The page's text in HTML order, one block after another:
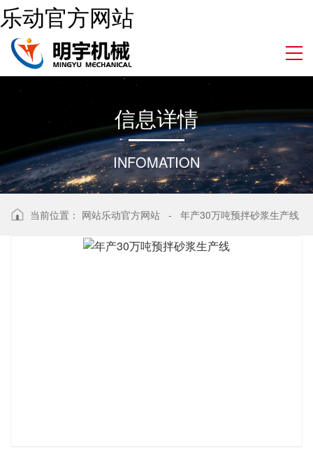
乐动官方网站
信息详情
INFOMATION
当前位置： 网站乐动官方网站 - 年产30万吨预拌砂浆生产线